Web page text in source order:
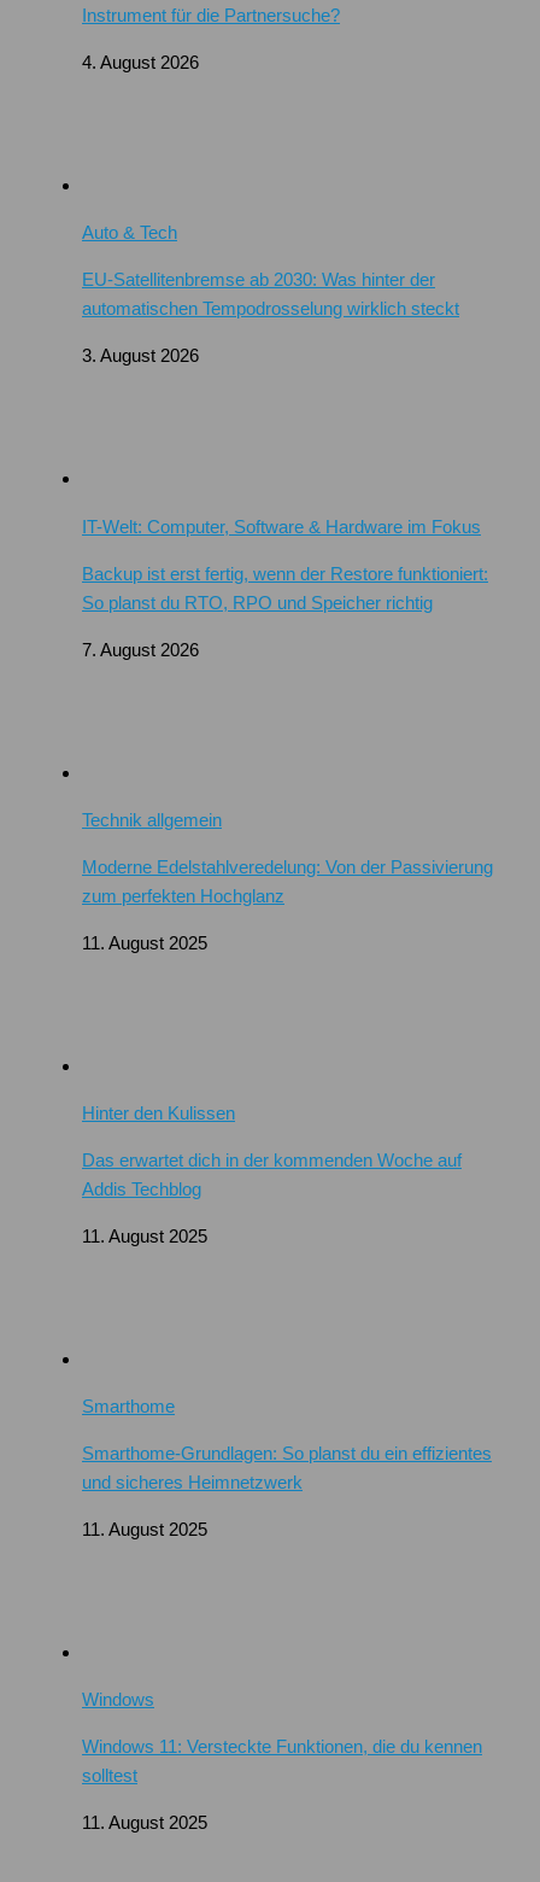
Instrument für die Partnersuche?
4. August 2026
Auto & Tech
EU-Satellitenbremse ab 2030: Was hinter der
automatischen Tempodrosselung wirklich steckt
3. August 2026
IT-Welt: Computer, Software & Hardware im Fokus
Backup ist erst fertig, wenn der Restore funktioniert:
So planst du RTO, RPO und Speicher richtig
7. August 2026
Technik allgemein
Moderne Edelstahlveredelung: Von der Passivierung
zum perfekten Hochglanz
11. August 2025
Hinter den Kulissen
Das erwartet dich in der kommenden Woche auf
Addis Techblog
11. August 2025
Smarthome
Smarthome-Grundlagen: So planst du ein effizientes
und sicheres Heimnetzwerk
11. August 2025
Windows
Windows 11: Versteckte Funktionen, die du kennen
solltest
11. August 2025